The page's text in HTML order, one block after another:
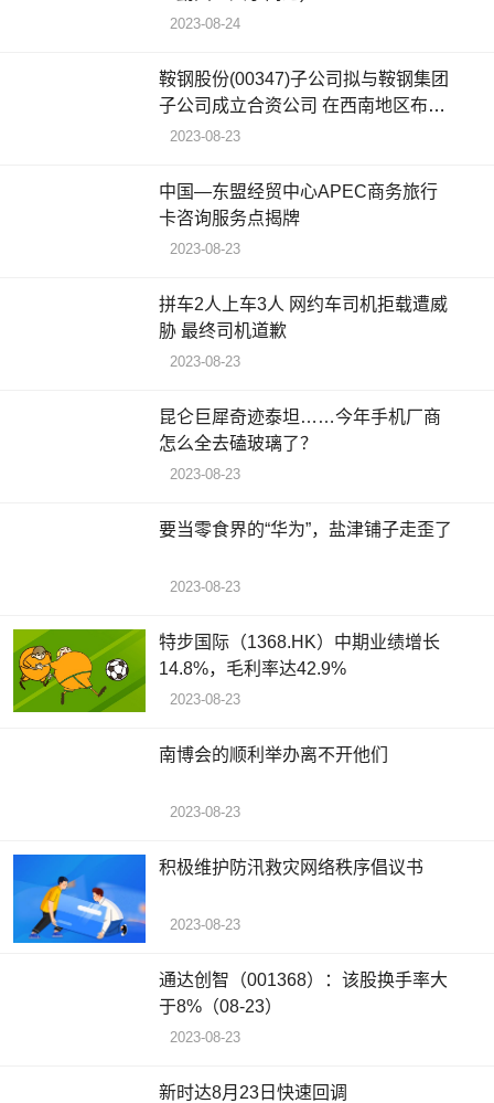
2023-08-24
鞍钢股份(00347)子公司拟与鞍钢集团
子公司成立合资公司 在西南地区布局
焦油加工产线
2023-08-23
中国—东盟经贸中心APEC商务旅行
卡咨询服务点揭牌
2023-08-23
拼车2人上车3人 网约车司机拒载遭威
胁 最终司机道歉
2023-08-23
昆仑巨犀奇迹泰坦……今年手机厂商
怎么全去磕玻璃了？
2023-08-23
要当零食界的“华为”，盐津铺子走歪了
2023-08-23
特步国际（1368.HK）中期业绩增长
14.8%，毛利率达42.9%
2023-08-23
南博会的顺利举办离不开他们
2023-08-23
积极维护防汛救灾网络秩序倡议书
2023-08-23
通达创智（001368）：该股换手率大
于8%（08-23）
2023-08-23
新时达8月23日快速回调